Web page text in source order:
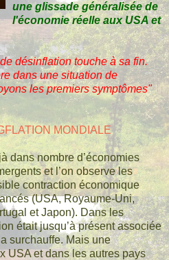
une glissade généralisée de
l'économie réelle aux USA et
désinflation touche à sa fin.
dans une situation de
les premiers symptômes"
MONDIALE
dans nombre d’économies
et l’on observe les
contraction économique
(USA, Royaume-Uni,
et Japon). Dans les
était jusqu’à présent associée
surchauffe. Mais une
USA et dans les autres pays